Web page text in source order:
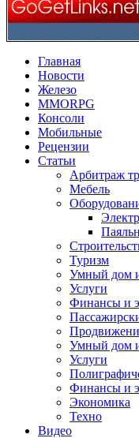
Главная
Новости
Железо
MMORPG
Консоли
Мобильные
Рецензии
Статьи
Арбитраж
Мебель
Туризм
Умный дом и
Услуги
Финансы и
Умный дом и
Услуги
Финансы и
Экономика
Техно
Видео